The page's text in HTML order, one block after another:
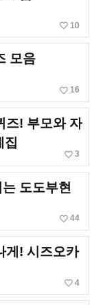
favorite_border 10
모음
favorite_border 16
즈! 부모와 자
집
favorite_border 3
도도부현
favorite_border 44
게! 시즈오카
favorite_border 4